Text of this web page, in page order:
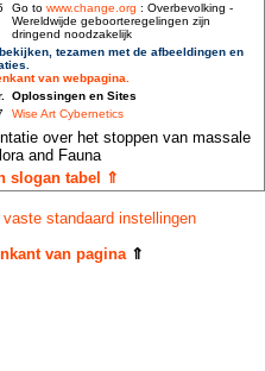
Go to www.change.org : Overbevolking -
Wereldwijde geboorteregelingen zijn
dringend noodzakelijk
tezamen met de afbeeldingen en
van webpagina.
Oplossingen en Sites
Wise Art Cybernetics
over het stoppen van massale
and Fauna
slogan tabel ⇑
standaard instellingen
van pagina⇑